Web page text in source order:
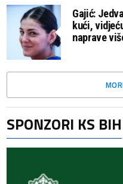
Gajić:
kući,
naprave
SPONZORI KS BIH